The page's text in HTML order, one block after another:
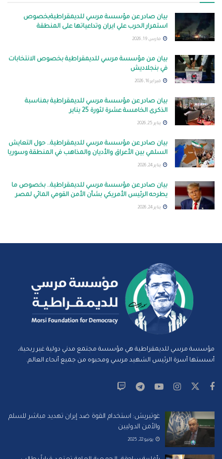
بيان صادر عن مؤسسة مرسي للديمقراطيةبخصوص
استمرار الحرب علي ايران وتداعياتها على المنطقة
مارس 19, 2026
بيان من مؤسسة مرسي للديمقراطية بخصوص الانتخابات
في بنجلاديش
فبراير 16, 2026
بيان صادر عن مؤسسة مرسي للديمقراطية بمناسبة
الذكرى الخامسة عشرة لثورة 25 يناير
يناير 25, 2026
بيان صادر عن مؤسسة مرسي للديمقراطية.. حول التعايش
السلمي بين الأعراق والأديان والمذاهب في المنطقة وسوريا
يناير 24, 2026
بيان صادر عن مؤسسة مرسي للديمقراطية.. بخصوص ما
يطرحه الرئيس الأمريكي بشأن الأمن القومي المائي لمصر
يناير 24, 2026
مؤسسة مرسي للديمقراطية هي مؤسسة مجتمع مدني دولية غير ربحية،
أسستها أسرة الرئيس الشهيد مرسي ومحبوه من جميع أنحاء العالم.
غوتيريش: استخدام القوة ضد إيران تهديد مباشر للسلم
والأمن الدوليين
يونيو 22, 2025